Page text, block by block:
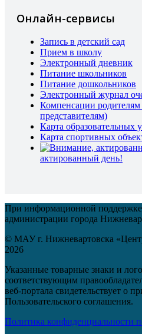
Онлайн-сервисы
Запись в детский сад
Прием в школу
Электронный дневник
Питание школьников
Питание дошкольников
Электронный журнал
Компенсации
представителям)
Карта образовательных
Карта спортивных
актированный день!
При информационной поддержке
администрации города
© МАУ г. Нижневартовска
2026
Указанные товарные знаки и
соответствующим
веб-портала свидетельствует о
Пользовательского соглашения.
Политика конфиденциальности